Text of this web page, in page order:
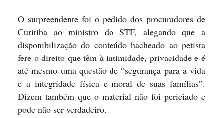
O surpreendente foi o pedido dos procuradores de
Curitiba ao ministro do STF, alegando que a
disponibilização do conteúdo hacheado ao petista
fere o direito que têm à intimidade, privacidade e é
até mesmo uma questão de “segurança para a vida
e a integridade física e moral de suas famílias”.
Dizem também que o material não foi periciado e
pode não ser verdadeiro.